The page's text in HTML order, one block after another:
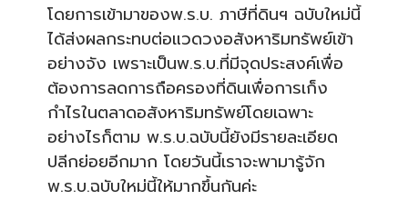
โดยการเข้ามาของพ.ร.บ. ภาษีที่ดินฯ ฉบับใหม่นี้
ได้ส่งผลกระทบต่อแวดวงอสังหาริมทรัพย์เข้า
อย่างจัง เพราะเป็นพ.ร.บ.ที่มีจุดประสงค์เพื่อ
ต้องการลดการถือครองที่ดินเพื่อการเก็ง
กำไรในตลาดอสังหาริมทรัพย์โดยเฉพาะ
อย่างไรก็ตาม พ.ร.บ.ฉบับนี้ยังมีรายละเอียด
ปลีกย่อยอีกมาก โดยวันนี้เราจะพามารู้จัก
พ.ร.บ.ฉบับใหม่นี้ให้มากขึ้นกันค่ะ